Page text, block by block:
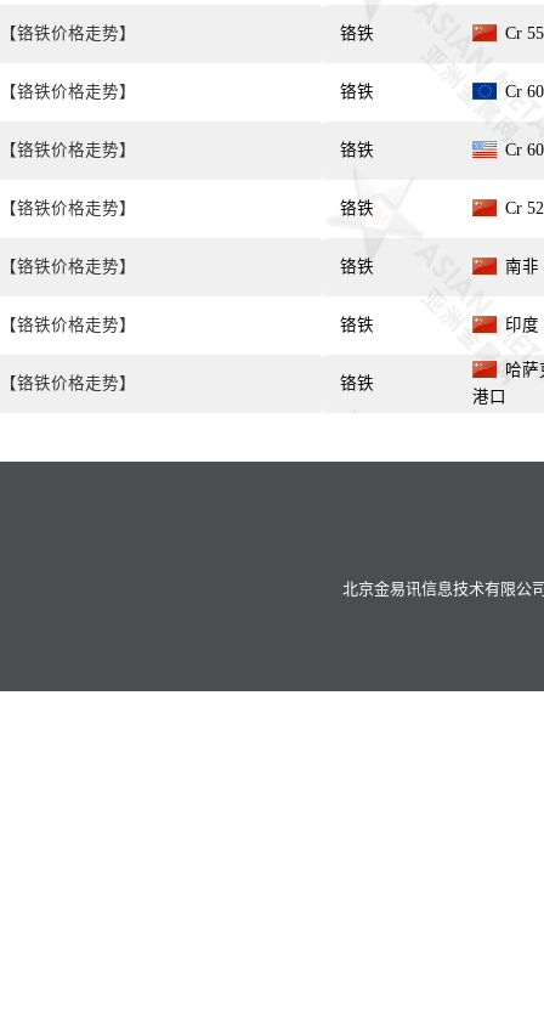
【铬铁价格走势】
【铬铁价格走势】
【铬铁价格走势】
【铬铁价格走势】
【铬铁价格走势】
【铬铁价格走势】
【铬铁价格走势】
铬铁 Cr
铬铁 Cr
铬铁 Cr
铬铁 Cr
铬铁 南非
铬铁 印度
铬铁
哈萨
港口
北京金易讯信息技术有限公